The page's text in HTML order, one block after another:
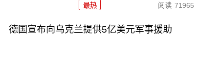
最热 阅读 71965
德国宣布向乌克兰提供5亿美元军事援助